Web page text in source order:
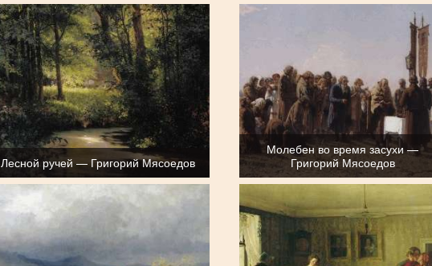
Лесной ручей — Григорий Мясоедов
Молебен во время засухи —
Григорий Мясоедов